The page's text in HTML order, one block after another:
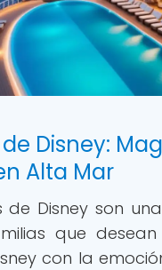
Disney:
Alta Mar
de Disney son
que
con la